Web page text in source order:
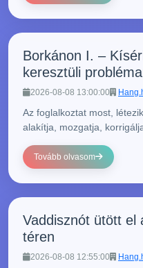
Borkánon I. –
keresztüli
2026-08-08 13:00:00
Az foglalkoztat most,
alakítja, mozgatja,
Tovább olvasom
Vaddisznót ütött el
téren
2026-08-08 12:55:00